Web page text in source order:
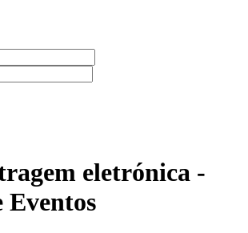
eletrónica -
Eventos